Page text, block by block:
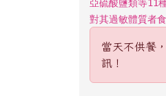
亞硫酸鹽類等11
對其過敏體質者
當天不供餐
訊！